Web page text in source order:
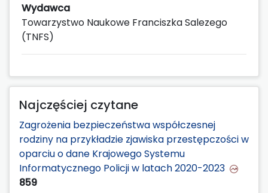
Wydawca
Towarzystwo Naukowe Franciszka Salezego
(TNFS)
Najczęściej czytane
Zagrożenia bezpieczeństwa współczesnej
rodziny na przykładzie zjawiska przestępczości w
oparciu o dane Krajowego Systemu
Informatycznego Policji w latach 2020-2023
859